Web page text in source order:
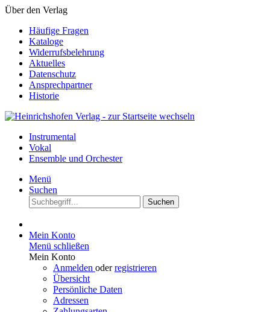
Über den Verlag
Häufige Fragen
Kataloge
Widerrufsbelehrung
Aktuelles
Datenschutz
Ansprechpartner
Historie
Instrumental
Vokal
Ensemble und Orchester
Menü
Suchen
Suchen
Mein Konto
Menü schließen
Mein Konto
Anmelden oderregistrieren
Übersicht
Persönliche Daten
Adressen